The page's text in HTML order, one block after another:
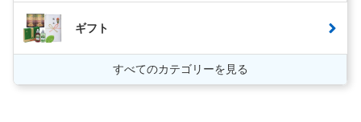
ギフト
すべてのカテゴリーを見る